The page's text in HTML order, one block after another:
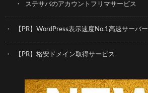
ステサバのアカウントフリマサービス
【PR】WordPress表示速度No.1高速サーバー
【PR】格安ドメイン取得サービス